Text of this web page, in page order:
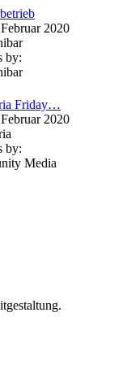
2020
by:
Friday…
2020
by:
Media